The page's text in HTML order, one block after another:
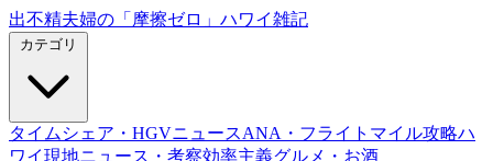
出不精夫婦の 「摩擦ゼロ」 ハワイ雑記
タイムシェア・HGVニュースANA・フライトマイル攻略ハ
ワイ現地ニュース・考察効率主義グルメ・お酒